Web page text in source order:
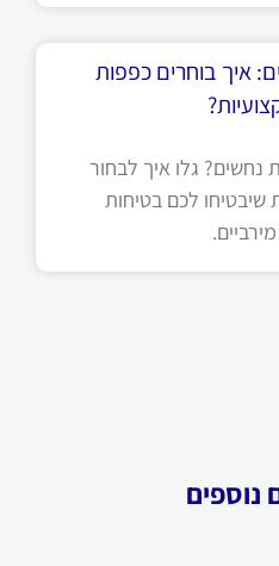
איך בוחרים כפפות
גלו איך לבחור
לכם בטיחות